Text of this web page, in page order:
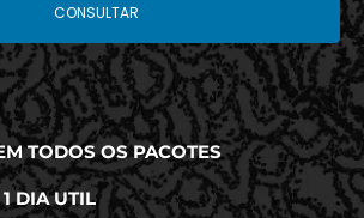
CONSULTAR
TODOS OS PACOTES
DIA UTIL